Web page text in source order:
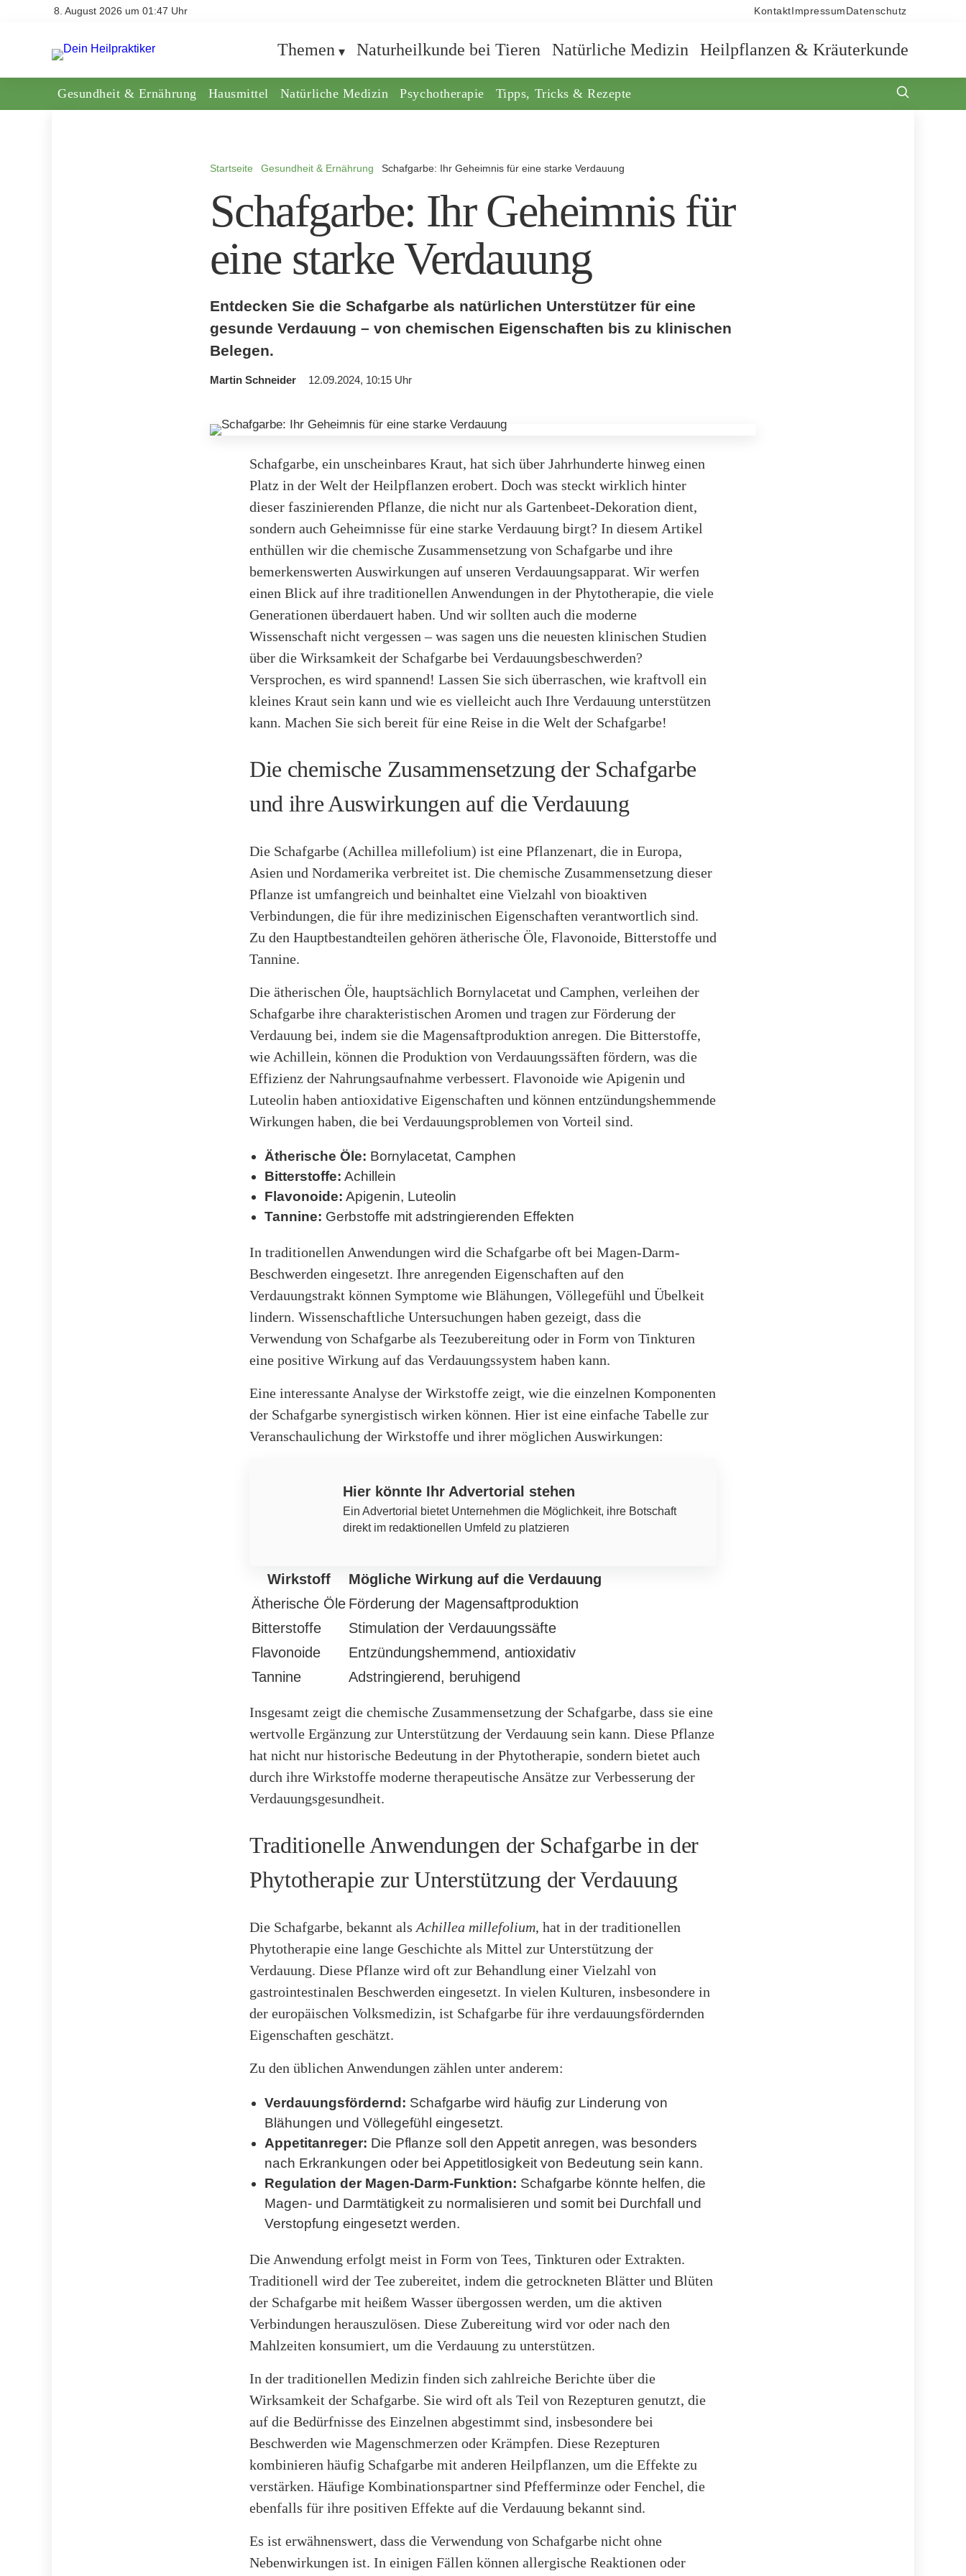
8. August 2026 um 01:47 Uhr Kontakt Impressum Datenschutz
Themen Naturheilkunde bei Tieren Natürliche Medizin Heilpflanzen & Kräuterkunde
Gesundheit & Ernährung Hausmittel Natürliche Medizin Psychotherapie Tipps, Tricks & Rezepte
Startseite Gesundheit & Ernährung Schafgarbe: Ihr Geheimnis für eine starke Verdauung
Schafgarbe: Ihr Geheimnis für
eine starke Verdauung
Entdecken Sie die Schafgarbe als natürlichen Unterstützer für eine
gesunde Verdauung – von chemischen Eigenschaften bis zu klinischen
Belegen.
Martin Schneider 12.09.2024, 10:15 Uhr
Schafgarbe, ein unscheinbares Kraut, hat sich über Jahrhunderte hinweg einen
Platz in der Welt der Heilpflanzen erobert. Doch was steckt wirklich hinter
dieser faszinierenden Pflanze, die nicht nur als Gartenbeet-Dekoration dient,
sondern auch Geheimnisse für eine starke Verdauung birgt? In diesem Artikel
enthüllen wir die chemische Zusammensetzung von Schafgarbe und ihre
bemerkenswerten Auswirkungen auf unseren Verdauungsapparat. Wir werfen
einen Blick auf ihre traditionellen Anwendungen in der Phytotherapie, die viele
Generationen überdauert haben. Und wir sollten auch die moderne
Wissenschaft nicht vergessen – was sagen uns die neuesten klinischen Studien
über die Wirksamkeit der Schafgarbe bei Verdauungsbeschwerden?
Versprochen, es wird spannend! Lassen Sie sich überraschen, wie kraftvoll ein
kleines Kraut sein kann und wie es vielleicht auch Ihre Verdauung unterstützen
kann. Machen Sie sich bereit für eine Reise in die Welt der Schafgarbe!
Die chemische Zusammensetzung der Schafgarbe
und ihre Auswirkungen auf die Verdauung
Die Schafgarbe (Achillea millefolium) ist eine Pflanzenart, die in Europa,
Asien und Nordamerika verbreitet ist. Die chemische Zusammensetzung dieser
Pflanze ist umfangreich und beinhaltet eine Vielzahl von bioaktiven
Verbindungen, die für ihre medizinischen Eigenschaften verantwortlich sind.
Zu den Hauptbestandteilen gehören ätherische Öle, Flavonoide, Bitterstoffe und
Tannine.
Die ätherischen Öle, hauptsächlich Bornylacetat und Camphen, verleihen der
Schafgarbe ihre charakteristischen Aromen und tragen zur Förderung der
Verdauung bei, indem sie die Magensaftproduktion anregen. Die Bitterstoffe,
wie Achillein, können die Produktion von Verdauungssäften fördern, was die
Effizienz der Nahrungsaufnahme verbessert. Flavonoide wie Apigenin und
Luteolin haben antioxidative Eigenschaften und können entzündungshemmende
Wirkungen haben, die bei Verdauungsproblemen von Vorteil sind.
Ätherische Öle: Bornylacetat, Camphen
Bitterstoffe: Achillein
Flavonoide: Apigenin, Luteolin
Tannine: Gerbstoffe mit adstringierenden Effekten
In traditionellen Anwendungen wird die Schafgarbe oft bei Magen-Darm-
Beschwerden eingesetzt. Ihre anregenden Eigenschaften auf den
Verdauungstrakt können Symptome wie Blähungen, Völlegefühl und Übelkeit
lindern. Wissenschaftliche Untersuchungen haben gezeigt, dass die
Verwendung von Schafgarbe als Teezubereitung oder in Form von Tinkturen
eine positive Wirkung auf das Verdauungssystem haben kann.
Eine interessante Analyse der Wirkstoffe zeigt, wie die einzelnen Komponenten
der Schafgarbe synergistisch wirken können. Hier ist eine einfache Tabelle zur
Veranschaulichung der Wirkstoffe und ihrer möglichen Auswirkungen:
Hier könnte Ihr Advertorial stehen
Ein Advertorial bietet Unternehmen die Möglichkeit, ihre Botschaft
direkt im redaktionellen Umfeld zu platzieren
Wirkstoff
Mögliche Wirkung auf die Verdauung
Ätherische Öle Förderung der Magensaftproduktion
Bitterstoffe
Stimulation der Verdauungssäfte
Flavonoide
Entzündungshemmend, antioxidativ
Tannine
Adstringierend, beruhigend
Insgesamt zeigt die chemische Zusammensetzung der Schafgarbe, dass sie eine
wertvolle Ergänzung zur Unterstützung der Verdauung sein kann. Diese Pflanze
hat nicht nur historische Bedeutung in der Phytotherapie, sondern bietet auch
durch ihre Wirkstoffe moderne therapeutische Ansätze zur Verbesserung der
Verdauungsgesundheit.
Traditionelle Anwendungen der Schafgarbe in der
Phytotherapie zur Unterstützung der Verdauung
Die Schafgarbe, bekannt als Achillea millefolium, hat in der traditionellen
Phytotherapie eine lange Geschichte als Mittel zur Unterstützung der
Verdauung. Diese Pflanze wird oft zur Behandlung einer Vielzahl von
gastrointestinalen Beschwerden eingesetzt. In vielen Kulturen, insbesondere in
der europäischen Volksmedizin, ist Schafgarbe für ihre verdauungsfördernden
Eigenschaften geschätzt.
Zu den üblichen Anwendungen zählen unter anderem:
Verdauungsfördernd: Schafgarbe wird häufig zur Linderung von
Blähungen und Völlegefühl eingesetzt.
Appetitanreger: Die Pflanze soll den Appetit anregen, was besonders
nach Erkrankungen oder bei Appetitlosigkeit von Bedeutung sein kann.
Regulation der Magen-Darm-Funktion: Schafgarbe könnte helfen, die
Magen- und Darmtätigkeit zu normalisieren und somit bei Durchfall und
Verstopfung eingesetzt werden.
Die Anwendung erfolgt meist in Form von Tees, Tinkturen oder Extrakten.
Traditionell wird der Tee zubereitet, indem die getrockneten Blätter und Blüten
der Schafgarbe mit heißem Wasser übergossen werden, um die aktiven
Verbindungen herauszulösen. Diese Zubereitung wird vor oder nach den
Mahlzeiten konsumiert, um die Verdauung zu unterstützen.
In der traditionellen Medizin finden sich zahlreiche Berichte über die
Wirksamkeit der Schafgarbe. Sie wird oft als Teil von Rezepturen genutzt, die
auf die Bedürfnisse des Einzelnen abgestimmt sind, insbesondere bei
Beschwerden wie Magenschmerzen oder Krämpfen. Diese Rezepturen
kombinieren häufig Schafgarbe mit anderen Heilpflanzen, um die Effekte zu
verstärken. Häufige Kombinationspartner sind Pfefferminze oder Fenchel, die
ebenfalls für ihre positiven Effekte auf die Verdauung bekannt sind.
Es ist erwähnenswert, dass die Verwendung von Schafgarbe nicht ohne
Nebenwirkungen ist. In einigen Fällen können allergische Reaktionen oder